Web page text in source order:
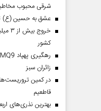
شرقی محبوب
عشق به حسین (ع)
کشور
رهگیری پهپاد MQ9 بر فراز تنگه هرمز
‌زائران سبز
در کمین
قاطعیم
بهترین نذری‌های